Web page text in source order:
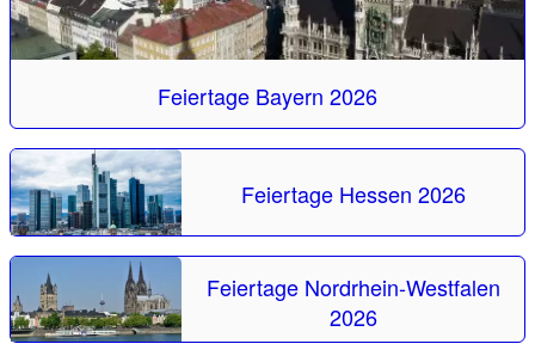
Feiertage Bayern 2026
Feiertage Hessen 2026
Feiertage Nordrhein-Westfalen
2026